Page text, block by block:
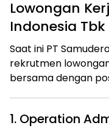
Lowongan
Indonesia Tbk
Saat ini PT
rekrutmen
bersama dengan
1. Operation